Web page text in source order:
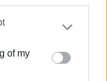
us to third parties
that may
one or more
store information
of my
της αναδόχου
εντός
όπως